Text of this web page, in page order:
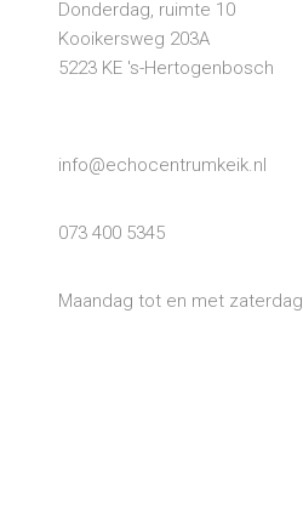
Donderdag, ruimte 10
Kooikersweg 203A
5223 KE 's-Hertogenbosch
info@echocentrumkeik.nl
073 400 5345
Maandag tot en met zaterdag